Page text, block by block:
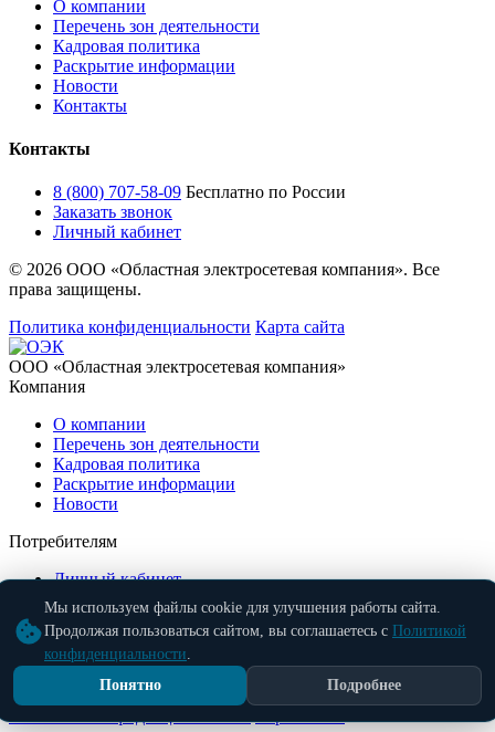
О компании
Перечень зон деятельности
Кадровая политика
Раскрытие информации
Новости
Контакты
Контакты
8 (800) 707-58-09 Бесплатно по России
Заказать звонок
Личный кабинет
© 2026 ООО «Областная электросетевая компания». Все
права защищены.
Политика конфиденциальности Карта сайта
ООО «Областная электросетевая компания»
Компания
О компании
Перечень зон деятельности
Кадровая политика
Раскрытие информации
Новости
Потребителям
Личный кабинет
Заказать звонок
Контакты
Бесплатно по России 8 (800) 707-58-09
© 2026 ООО «Областная электросетевая компания». Все
права защищены.
Мы используем файлы cookie для улучшения работы сайта.
Продолжая пользоваться сайтом, вы соглашаетесь с Политикой
конфиденциальности.
Понятно
Подробнее